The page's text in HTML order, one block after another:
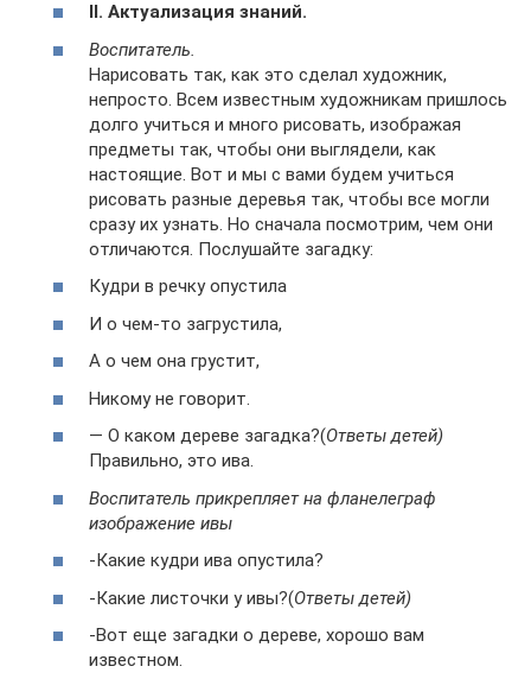
II. Актуализация знаний.
Воспитатель.
Нарисовать так, как это сделал художник,
непросто. Всем известным художникам пришлось
долго учиться и много рисовать, изображая
предметы так, чтобы они выглядели, как
настоящие. Вот и мы с вами будем учиться
рисовать разные деревья так, чтобы все могли
сразу их узнать. Но сначала посмотрим, чем они
отличаются. Послушайте загадку:
Кудри в речку опустила
И о чем-то загрустила,
А о чем она грустит,
Никому не говорит.
— О каком дереве загадка?(Ответы детей)
Правильно, это ива.
Воспитатель прикрепляет на фланелеграф
изображение ивы
-Какие кудри ива опустила?
-Какие листочки у ивы?(Ответы детей)
-Вот еще загадки о дереве, хорошо вам
известном.